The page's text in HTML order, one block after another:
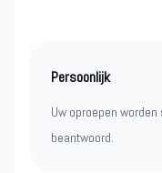
Persoonlijk
Uw oproepen
beantwoord.